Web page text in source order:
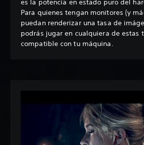
es la potencia en estado puro del
Para quienes tengan monitores (y
puedan renderizar una tasa de
podrás jugar en cualquiera de estas
compatible con tu máquina.